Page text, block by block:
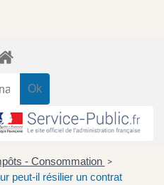
- Consommation >
peut-il résilier un contrat